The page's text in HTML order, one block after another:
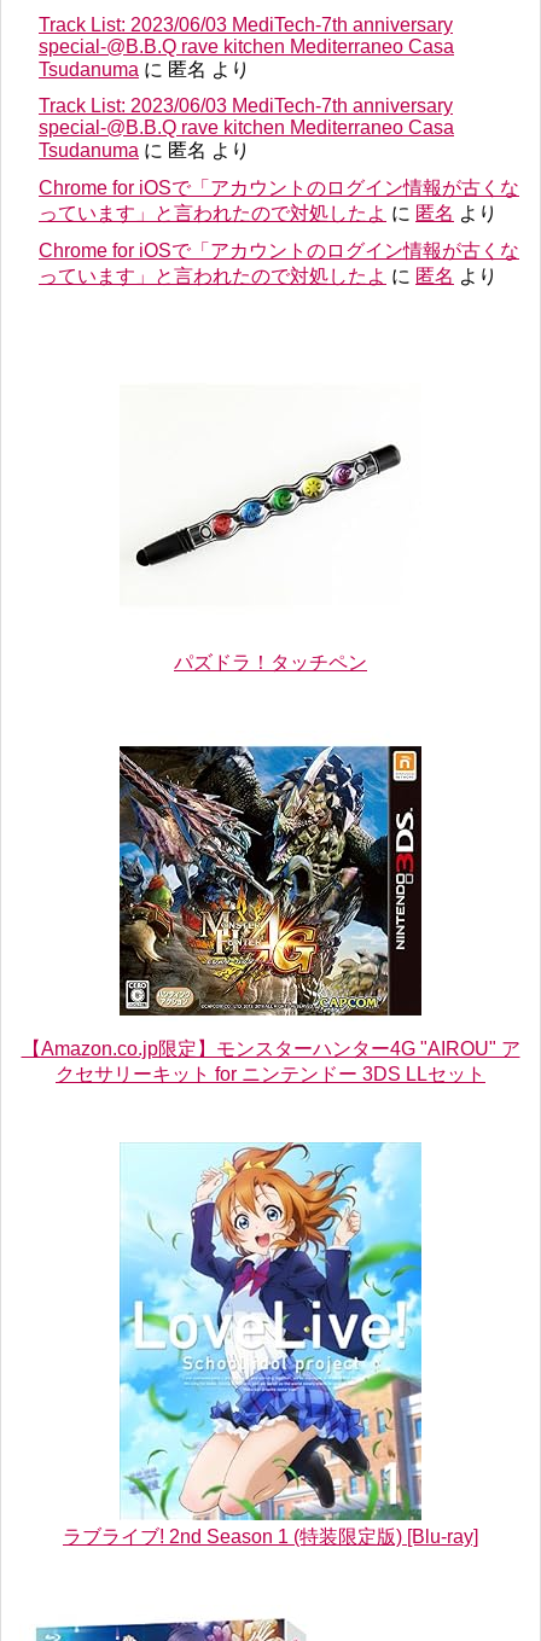
Track List: 2023/06/03 MediTech-7th anniversary
special-@B.B.Q rave kitchen Mediterraneo Casa
Tsudanuma に 匿名 より
Track List: 2023/06/03 MediTech-7th anniversary
special-@B.B.Q rave kitchen Mediterraneo Casa
Tsudanuma に 匿名 より
Chrome for iOSで「アカウントのログイン情報が古くな
っています」と言われたので対処したよ に 匿名 より
Chrome for iOSで「アカウントのログイン情報が古くな
っています」と言われたので対処したよ に 匿名 より
パズドラ！タッチペン
【Amazon.co.jp限定】モンスターハンター4G "AIROU" ア
クセサリーキット for ニンテンドー 3DS LLセット
ラブライブ! 2nd Season 1 (特装限定版) [Blu-ray]